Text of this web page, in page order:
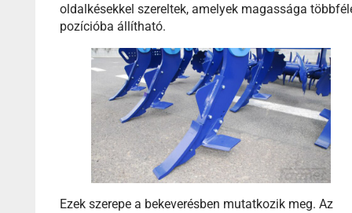
oldalkésekkel szereltek, amelyek magassága
pozícióba állítható.
Ezek szerepe a bekeverésben mutatkozik meg. Az